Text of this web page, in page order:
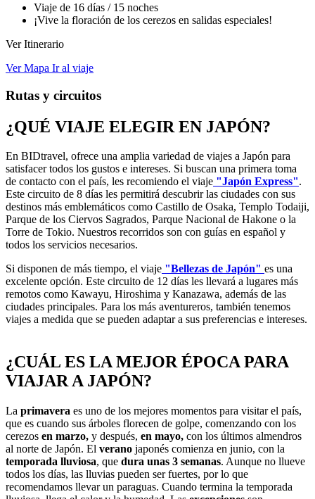
Viaje de 16 días / 15 noches
¡Vive la floración de los cerezos en salidas especiales!
Ver Itinerario
Ver Mapa Ir al viaje
Rutas y circuitos
¿QUÉ VIAJE ELEGIR EN JAPÓN?
En BIDtravel, ofrece una amplia variedad de viajes a Japón para
satisfacer todos los gustos e intereses. Si buscan una primera toma
de contacto con el país, les recomiendo el viaje "Japón Express".
Este circuito de 8 días les permitirá descubrir las ciudades con sus
destinos más emblemáticos como Castillo de Osaka, Templo Todaiji,
Parque de los Ciervos Sagrados, Parque Nacional de Hakone o la
Torre de Tokio. Nuestros recorridos son con guías en español y
todos los servicios necesarios.
Si disponen de más tiempo, el viaje "Bellezas de Japón" es una
excelente opción. Este circuito de 12 días les llevará a lugares más
remotos como Kawayu, Hiroshima y Kanazawa, además de las
ciudades principales. Para los más aventureros, también tenemos
viajes a medida que se pueden adaptar a sus preferencias e intereses.
¿CUÁL ES LA MEJOR ÉPOCA PARA
VIAJAR A JAPÓN?
La primavera es uno de los mejores momentos para visitar el país,
que es cuando sus árboles florecen de golpe, comenzando con los
cerezos en marzo, y después, en mayo, con los últimos almendros
al norte de Japón. El verano japonés comienza en junio, con la
temporada lluviosa, que dura unas 3 semanas. Aunque no llueve
todos los días, las lluvias pueden ser fuertes, por lo que
recomendamos llevar un paraguas. Cuando termina la temporada